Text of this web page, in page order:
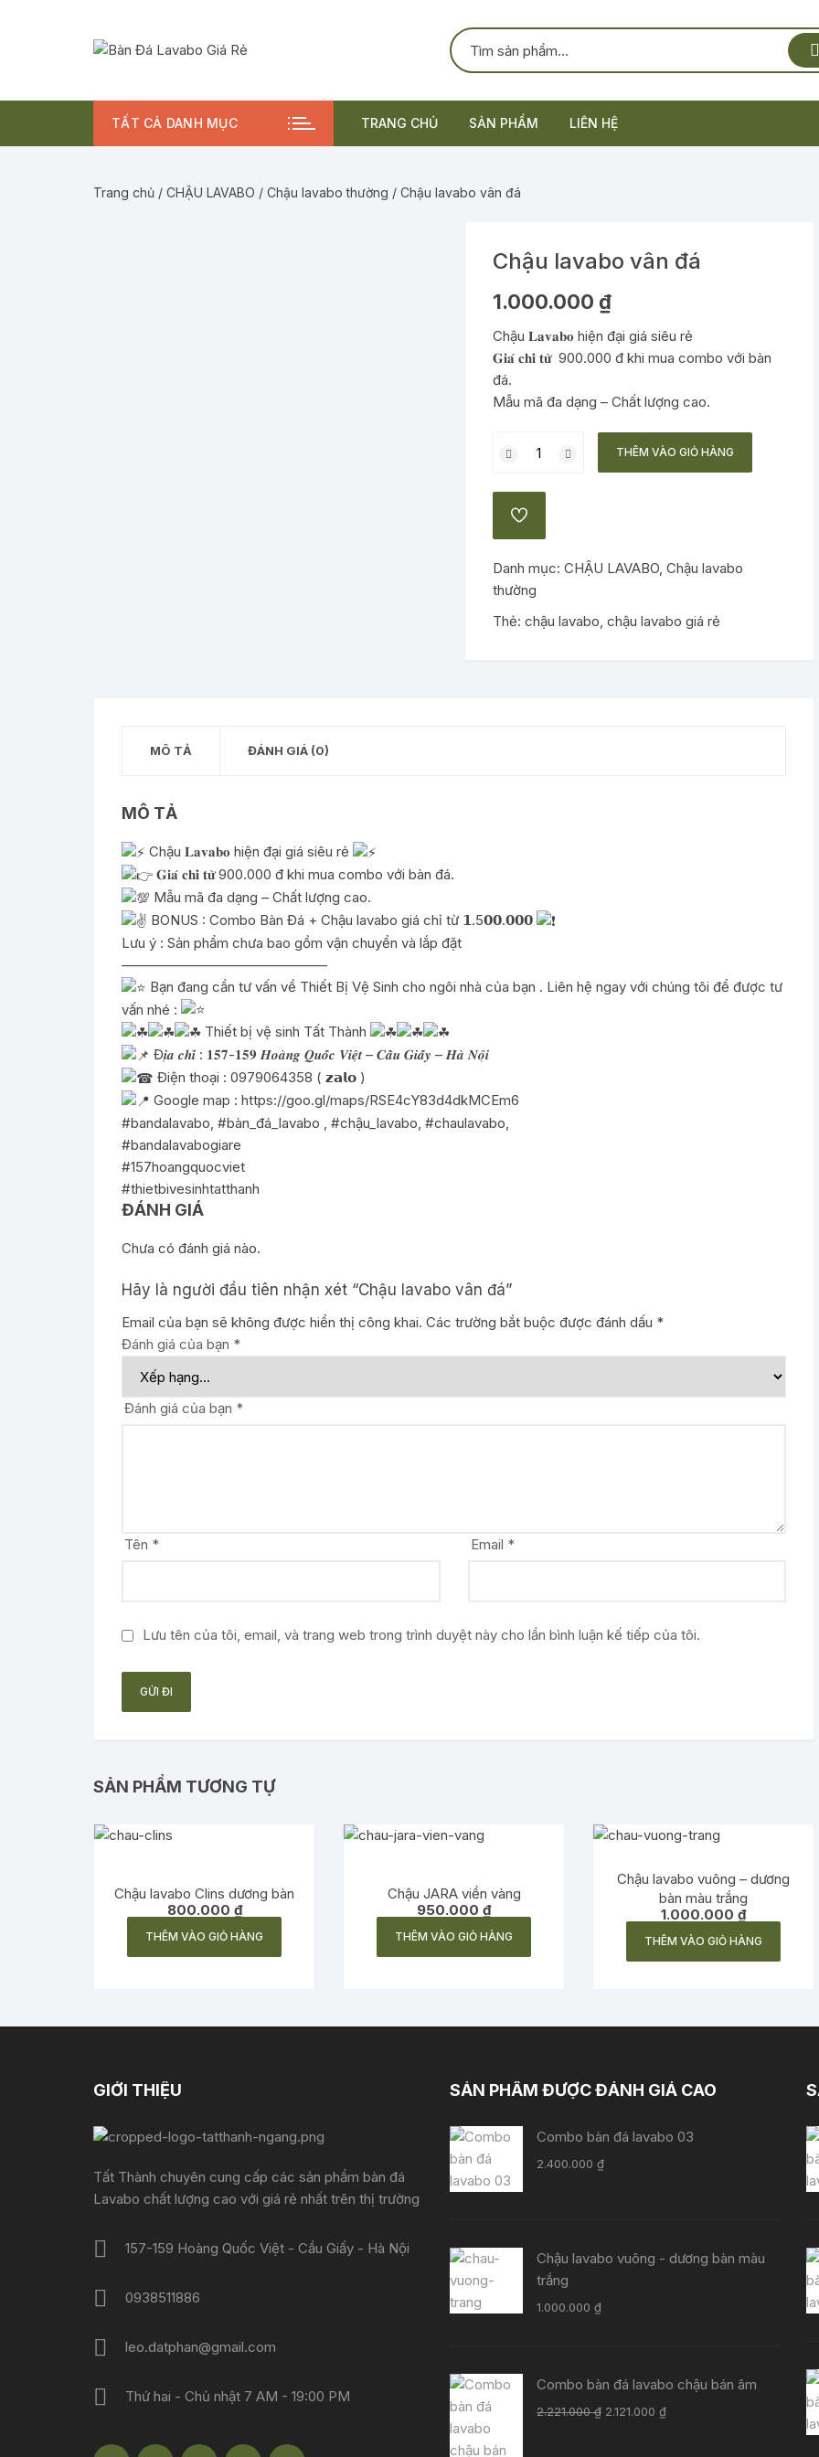
TẤT CẢ DANH MỤC TRANG CHỦ SẢN PHẨM
Chậu lavabo inax
Chậu lavabo Caesar
Vòi Lavabo Thường
Vòi Lavabo Inax
Vòi Lavabo Caesar
Combo Bàn Đá + Chậu + Vòi
Combo Bàn Đá + Chậu
LIÊN HỆ
Trang chủ / CHẬU LAVABO / Chậu lavabo thường / Chậu lavabo vân đá
Chậu lavabo vân đá
1.000.000 ₫
Chậu 𝐋𝐚𝐯𝐚𝐛𝐨 hiện đại giá siêu rẻ
𝐆𝐢𝐚́ 𝐜𝐡𝐢̉ 𝐭𝐮̛̀ 900.000 đ khi mua combo với bàn
đá.
Mẫu mã đa dạng – Chất lượng cao.
lavabo
THÊM VÀO GIỎ HÀNG
ADD
Danh mục:CHẬU LAVABO,Chậu lavabo
thường
Thẻ:chậu lavabo,chậu lavabo giá rẻ
MÔ TẢ ĐÁNH GIÁ (0)
MÔ TẢ
Chậu 𝐋𝐚𝐯𝐚𝐛𝐨 hiện đại giá siêu rẻ
𝐆𝐢𝐚́ 𝐜𝐡𝐢̉ 𝐭𝐮̛̀ 900.000 đ khi mua combo với bàn đá.
Mẫu mã đa dạng – Chất lượng cao.
BONUS : Combo Bàn Đá + Chậu lavabo giá chỉ từ 𝟭.5𝟬𝟬.𝟬𝟬𝟬
Lưu ý : Sản phẩm chưa bao gồm vận chuyển và lắp đặt
———————————————
Bạn đang cần tư vấn về Thiết Bị Vệ Sinh cho ngôi nhà của bạn . Liên hệ ngay với chúng tôi để được tư
vấn nhé :
Thiết bị vệ sinh Tất Thành
Đ𝒊̣𝒂 𝒄𝒉𝒊̉ : 𝟏𝟓𝟕-𝟏𝟓𝟗 𝑯𝒐𝒂̀𝒏𝒈 𝑸𝒖𝒐̂́𝒄 𝑽𝒊𝒆̣̂𝒕 – 𝑪𝒂̂̀𝒖 𝑮𝒊𝒂̂́𝒚 – 𝑯𝒂̀ 𝑵𝒐̣̂𝒊
Điện thoại : 0979064358 ( 𝘇𝗮𝗹𝗼 )
Google map : https://goo.gl/maps/RSE4cY83d4dkMCEm6
#bandalavabo, #bàn_đá_lavabo , #chậu_lavabo, #chaulavabo,
#bandalavabogiare
#157hoangquocviet
#thietbivesinhtatthanh
ĐÁNH GIÁ
Chưa có đánh giá nào.
Hãy là người đầu tiên nhận xét “Chậu lavabo vân đá”
Email của bạn sẽ không được hiển thị công khai. Các trường bắt buộc được đánh dấu *
Đánh giá của bạn *
Đánh giá của bạn *
Tên * Email *
Lưu tên của tôi, email, và trang web trong trình duyệt này cho lần bình luận kế tiếp của tôi.
SẢN PHẨM TƯƠNG TỰ
Chậu lavabo Clins dương bàn
800.000 ₫
THÊM VÀO GIỎ HÀNG
Chậu JARA viền vàng
950.000 ₫
THÊM VÀO GIỎ HÀNG
Chậu lavabo vuông – dương
bàn màu trắng
1.000.000 ₫
THÊM VÀO GIỎ HÀNG
GIỚI THIỆU
Tất Thành chuyên cung cấp các sản phẩm bàn đá
Lavabo chất lượng cao với giá rẻ nhất trên thị trường
157-159 Hoàng Quốc Việt - Cầu Giấy - Hà Nội
0938511886
leo.datphan@gmail.com
Thứ hai - Chủ nhật 7 AM - 19:00 PM
SẢN PHẨM ĐƯỢC ĐÁNH GIÁ CAO
Combo bàn đá lavabo 03
2.400.000 ₫
Chậu lavabo vuông - dương bàn màu
trắng
1.000.000 ₫
Combo bàn đá lavabo chậu bán âm
2.221.000₫ Giá
2.121.000 ₫Giá